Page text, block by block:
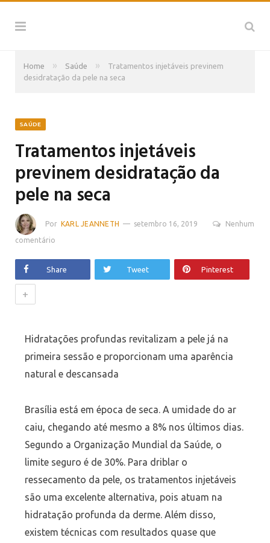
Home » Saúde »
Tratamentos injetáveis previnem
desidratação da pele na seca
SAÚDE
Tratamentos injetáveis
previnem desidratação da
pele na seca
Por KARL JEANNETH setembro 16, 2019 Nenhum
comentário
Share Tweet Pinterest
+
Hidratações profundas revitalizam a pele já na
primeira sessão e proporcionam uma aparência
natural e descansada
Brasília está em época de seca. A umidade do ar
caiu, chegando até mesmo a 8% nos últimos dias.
Segundo a Organização Mundial da Saúde, o
limite seguro é de 30%. Para driblar o
ressecamento da pele, os tratamentos injetáveis
são uma excelente alternativa, pois atuam na
hidratação profunda da derme. Além disso,
existem técnicas com resultados quase que